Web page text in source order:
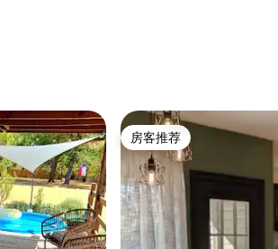
房客推荐
房客推荐